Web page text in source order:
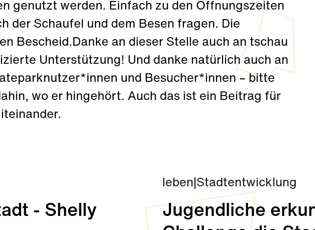
genutzt werden. Einfach zu den Öffnungszeiten
der Schaufel und dem Besen fragen. Die
Bescheid.Danke an dieser Stelle auch an tschau
Unterstützung! Und danke natürlich auch an
und Besucher*innen – bitte
wo er hingehört. Auch das ist ein Beitrag für
- Shelly
leben Stadtentwicklung
Jugendliche